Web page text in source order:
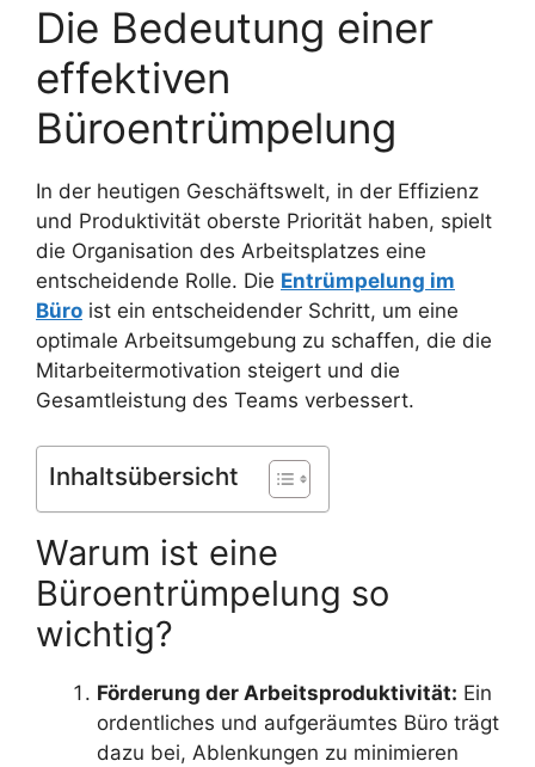
Die Bedeutung einer
effektiven
Büroentrümpelung
In der heutigen Geschäftswelt, in der Effizienz
und Produktivität oberste Priorität haben, spielt
die Organisation des Arbeitsplatzes eine
entscheidende Rolle. Die Entrümpelung im
Büro ist ein entscheidender Schritt, um eine
optimale Arbeitsumgebung zu schaffen, die die
Mitarbeitermotivation steigert und die
Gesamtleistung des Teams verbessert.
Inhaltsübersicht
Warum ist eine
Büroentrümpelung so
wichtig?
Förderung der Arbeitsproduktivität: Ein
ordentliches und aufgeräumtes Büro trägt
dazu bei, Ablenkungen zu minimieren